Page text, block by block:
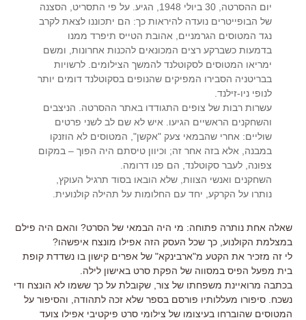
יום ההסרטה, 30 ביולי 1948, הגיע. על פי התסריט, הסצנה
של הבופייטרים נועדה להיראות כך: הם יתכוננו לצאת לקרב
נגד המטוסים הגרמניים, אהובת הטייס תיפרד ממנו
בדמעות כשברקע רצים המכונאים להכנות אחרונות, ומשם
ימריאו המטוסים לסקוטלנד להמשך הצילומים. לרשויות
בבריטניה הסבירו המפיקים שהנופים בסקוטלנד דומים יותר
לנופי ניו-זילנד.
עשרות רבות של צופים התגודדו באתר ההסרטה. הניצבים
והשחקנים הראשיים הגיעו. איש לא שם לב לשני פרטים
שוליים: אחרי שהבמאי צעק "אקשן", המטוסים לא הוזנקו
במבנה, אלא בזה אחר זה; וכיוון טיסתם היה הפוך – במקום
צפונה, לעבר סקוטלנד, הם פנו דרומה.
השחקנים ואנשי הצוות, שלא הובאו בסוד תרגיל העוקץ,
נותרו על הקרקע, יחד עם החלומות על תהילה קולנועית.
שאלה אחת נותרה פתוחה: מי היה הבמאי של הסרט? והאם היה פילם
במצלמת הקולנוע, כך שכל העסק הזה אפילו מונצח איפשהו?
לי זה מזכיר את הקטע מ"ארבינקא" של אפרים קישון בו נשדדת קופת
בית מפעל הפיס במסווה של הפקת סרט באישון לילה.
בכתבה מרואיינת משפחתו של צור, שקובלת על כך ששמו לא הונצח ודי
נשכח. סיפורו מעללותיו פורסם בספר שלא זכה לתהודה, והסיפור על
המטוסים שהוברחו בעיצומו של צילומי סרט פיקטיבי אפילו צועד